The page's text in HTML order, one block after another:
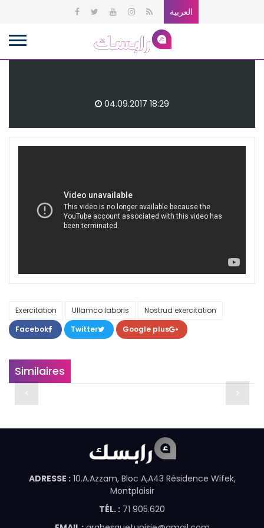
العربية
04.09.2017 18:29
Exercitation Ullamco laboris
Nostrud exercitation
Facebok
Twitter Google plus
Similaires
21.11.2017 15:48
ADRESSE :10.A.Azzam, Bloc A,A43 Résidence Wifek,
Montplaisir
TÉL. : 71 905.620